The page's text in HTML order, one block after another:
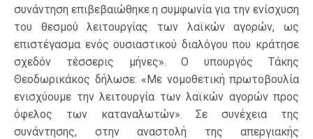
συνάντηση επιβεβαιώθηκε η συμφωνία για την ενίσχυση
του θεσμού λειτουργίας των λαϊκών αγορών, ως
επιστέγασμα ενός ουσιαστικού διαλόγου που κράτησε
σχεδόν τέσσερις μήνες». Ο υπουργός Τάκης
Θεοδωρικάκος δήλωσε: «Με νομοθετική πρωτοβουλία
ενισχύουμε την λειτουργία των λαϊκών αγορών προς
όφελος των καταναλωτών». Σε συνέχεια της
συνάντησης, στην αναστολή της απεργιακής